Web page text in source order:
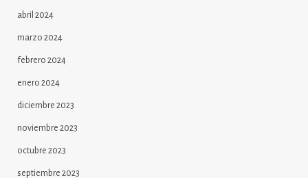
abril 2024
marzo 2024
febrero 2024
enero 2024
diciembre 2023
noviembre 2023
octubre 2023
septiembre 2023